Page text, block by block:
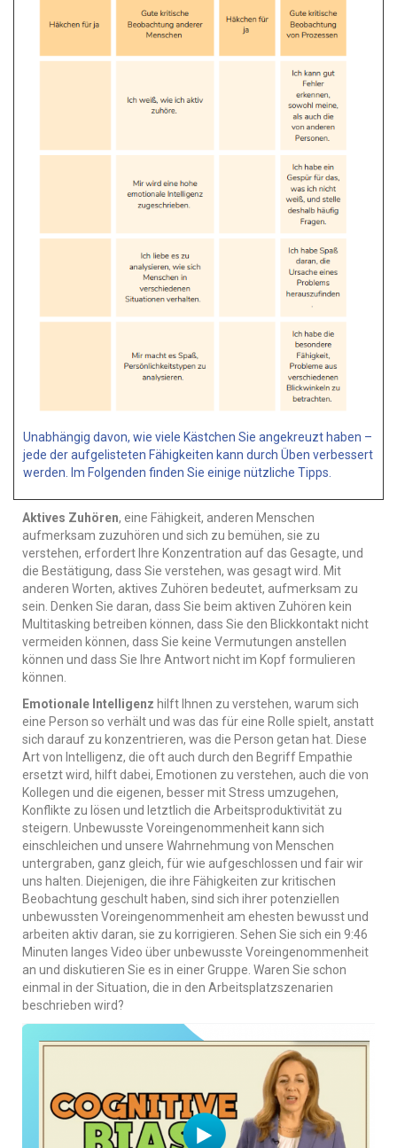
Unabhängig davon, wie viele Kästchen Sie angekreuzt haben –
jede der aufgelisteten Fähigkeiten kann durch Üben verbessert
werden. Im Folgenden finden Sie einige nützliche Tipps.
Aktives Zuhören, eine Fähigkeit, anderen Menschen
aufmerksam zuzuhören und sich zu bemühen, sie zu
verstehen, erfordert Ihre Konzentration auf das Gesagte, und
die Bestätigung, dass Sie verstehen, was gesagt wird. Mit
anderen Worten, aktives Zuhören bedeutet, aufmerksam zu
sein. Denken Sie daran, dass Sie beim aktiven Zuhören kein
Multitasking betreiben können, dass Sie den Blickkontakt nicht
vermeiden können, dass Sie keine Vermutungen anstellen
können und dass Sie Ihre Antwort nicht im Kopf formulieren
können.
Emotionale Intelligenz hilft Ihnen zu verstehen, warum sich
eine Person so verhält und was das für eine Rolle spielt, anstatt
sich darauf zu konzentrieren, was die Person getan hat. Diese
Art von Intelligenz, die oft auch durch den Begriff Empathie
ersetzt wird, hilft dabei, Emotionen zu verstehen, auch die von
Kollegen und die eigenen, besser mit Stress umzugehen,
Konflikte zu lösen und letztlich die Arbeitsproduktivität zu
steigern. Unbewusste Voreingenommenheit kann sich
einschleichen und unsere Wahrnehmung von Menschen
untergraben, ganz gleich, für wie aufgeschlossen und fair wir
uns halten. Diejenigen, die ihre Fähigkeiten zur kritischen
Beobachtung geschult haben, sind sich ihrer potenziellen
unbewussten Voreingenommenheit am ehesten bewusst und
arbeiten aktiv daran, sie zu korrigieren. Sehen Sie sich ein 9:46
Minuten langes Video über unbewusste Voreingenommenheit
an und diskutieren Sie es in einer Gruppe. Waren Sie schon
einmal in der Situation, die in den Arbeitsplatzszenarien
beschrieben wird?